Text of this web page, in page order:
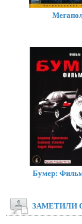
Бумер:
ЗАМЕТИЛИ